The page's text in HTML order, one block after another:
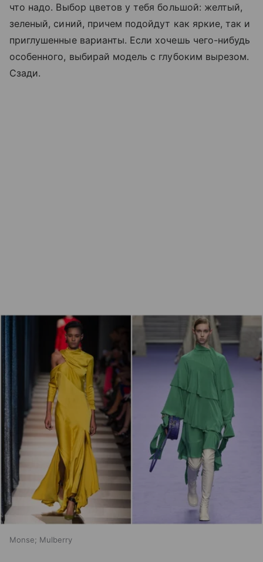
что надо. Выбор цветов у тебя большой: желтый,
зеленый, синий, причем подойдут как яркие, так и
приглушенные варианты. Если хочешь чего-нибудь
особенного, выбирай модель с глубоким вырезом.
Сзади.
Monse; Mulberry